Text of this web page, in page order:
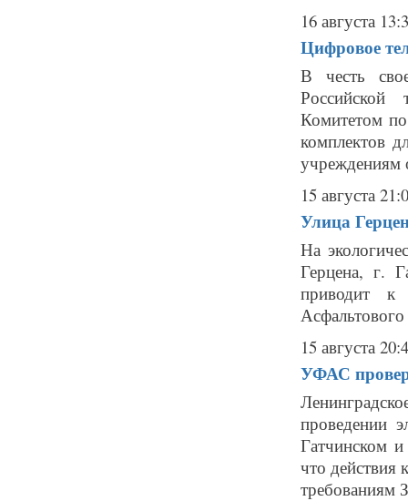
16 августа
Цифровое
В честь
Российской
Комитетом
комплектов
учреждениям
15 августа
Улица
На
Герцена, г.
приводит к
15 августа
УФАС
проведении
Гатчинском
что действия
требованиям